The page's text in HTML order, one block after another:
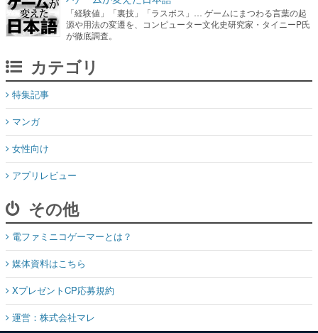
カテゴリ
マンガ
女性向け
アプリレビュー
その他
電ファミニコゲーマーとは？
媒体資料はこちら
XプレゼントCP応募規約
運営：株式会社マレ